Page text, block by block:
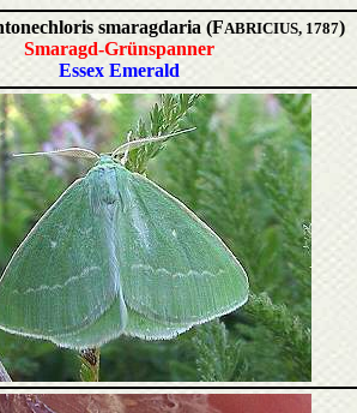
smaragdaria (FABRICIUS, 1787)
Smaragd-Grünspanner
Essex Emerald